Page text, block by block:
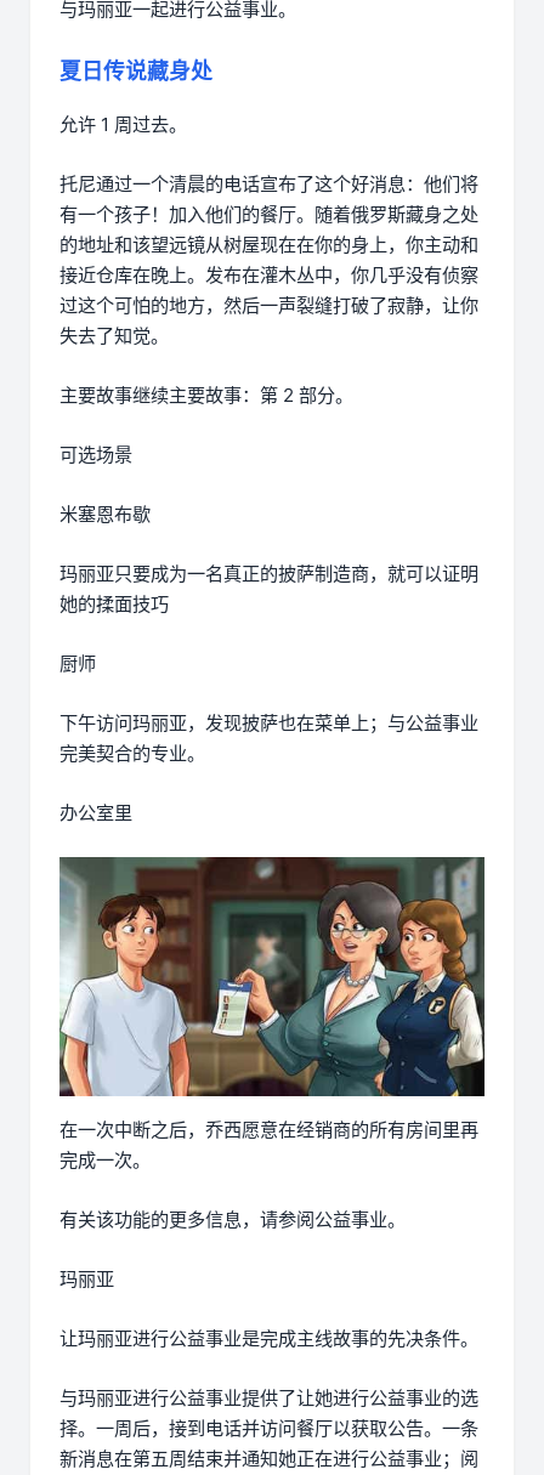
与玛丽亚一起进行公益事业。
夏日传说藏身处
允许 1 周过去。
托尼通过一个清晨的电话宣布了这个好消息：他们将
有一个孩子！加入他们的餐厅。随着俄罗斯藏身之处
的地址和该望远镜从树屋现在在你的身上，你主动和
接近仓库在晚上。发布在灌木丛中，你几乎没有侦察
过这个可怕的地方，然后一声裂缝打破了寂静，让你
失去了知觉。
主要故事继续主要故事：第 2 部分。
可选场景
米塞恩布歇
玛丽亚只要成为一名真正的披萨制造商，就可以证明
她的揉面技巧
厨师
下午访问玛丽亚，发现披萨也在菜单上；与公益事业
完美契合的专业。
办公室里
在一次中断之后，乔西愿意在经销商的所有房间里再
完成一次。
有关该功能的更多信息，请参阅公益事业。
玛丽亚
让玛丽亚进行公益事业是完成主线故事的先决条件。
与玛丽亚进行公益事业提供了让她进行公益事业的选
择。一周后，接到电话并访问餐厅以获取公告。一条
新消息在第五周结束并通知她正在进行公益事业；阅